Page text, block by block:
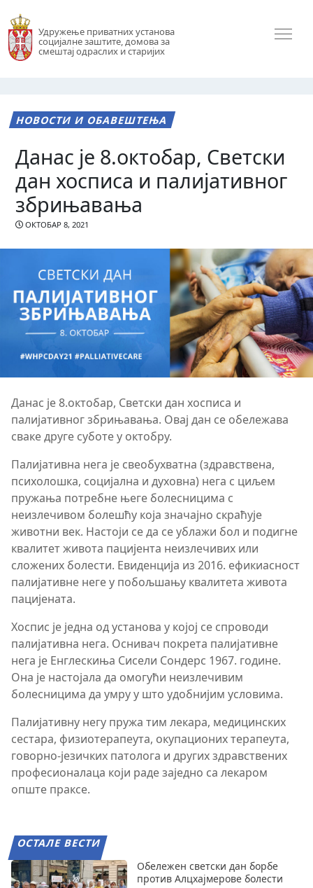
Удружење приватних установа
социјалне заштите, домова за
смештај одраслих и старијих
НОВОСТИ И ОБАВЕШТЕЊА
Данас је 8.октобар, Светски
дан хосписа и палијативног
збрињавања
ОКТОБАР 8, 2021
Данас је 8.октобар, Светски дан хосписа и
палијативног збрињавања. Овај дан се обележава
сваке друге суботе у октобру.
Палијативна нега је свеобухватна (здравствена,
психолошка, социјална и духовна) нега с циљем
пружања потребне његе болесницима с
неизлечивом болешћу која значајно скраћује
животни век. Настоји се да се ублажи бол и подигне
квалитет живота пацијента неизлечивих или
сложених болести. Евиденција из 2016. ефикиасност
палијативне неге у побољшању квалитета живота
пацијената.
Хоспис је једна од установа у којој се спроводи
палијативна нега. Оснивач покрета палијативне
нега је Енглескиња Сисели Сондерс 1967. године.
Она је настојала да омогући неизлечивим
болесницима да умру у што удобнијим условима.
Палијативну негу пружа тим лекара, медицинских
сестара, физиотерапеута, окупационих терапеута,
говорно-језичких патолога и других здравствених
професионалаца који раде заједно са лекаром
опште праксе.
ОСТАЛЕ ВЕСТИ
Обележен светски дан борбе
против Алцхајмерове болести